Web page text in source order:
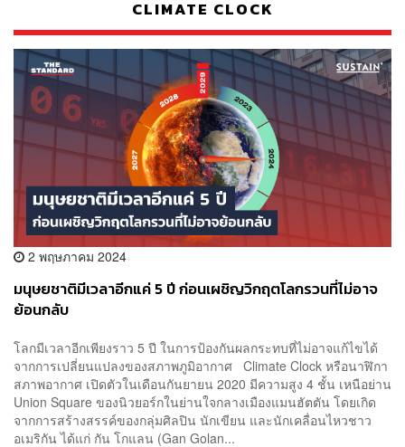
CLIMATE CLOCK
2 พฤษภาคม 2024
มนุษยชาติมีเวลาอีกแค่ 5 ปี ก่อนเผชิญวิกฤตโลกรวนที่ไม่อาจ
ย้อนกลับ
โลกมีเวลาอีกเพียงราว 5 ปี ในการป้องกันผลกระทบที่ไม่อาจแก้ไขได้
จากการเปลี่ยนแปลงของสภาพภูมิอากาศ Climate Clock หรือนาฬิกา
สภาพอากาศ เปิดตัวในเดือนกันยายน 2020 มีความสูง 4 ชั้น เหนือย่าน
Union Square ของนิวยอร์กในย่านใจกลางเมืองแมนฮัตตัน โดยเกิด
จากการสร้างสรรค์ของกลุ่มศิลปิน นักเขียน และนักเคลื่อนไหวชาว
อเมริกัน ได้แก่ กัน โกแลน (Gan Golan...